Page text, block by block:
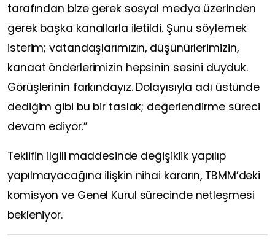
tarafından bize gerek sosyal medya üzerinden
gerek başka kanallarla iletildi. Şunu söylemek
isterim; vatandaşlarımızın, düşünürlerimizin,
kanaat önderlerimizin hepsinin sesini duyduk.
Görüşlerinin farkındayız. Dolayısıyla adı üstünde
dediğim gibi bu bir taslak; değerlendirme süreci
devam ediyor.”
Teklifin ilgili maddesinde değişiklik yapılıp
yapılmayacağına ilişkin nihai kararın, TBMM’deki
komisyon ve Genel Kurul sürecinde netleşmesi
bekleniyor.